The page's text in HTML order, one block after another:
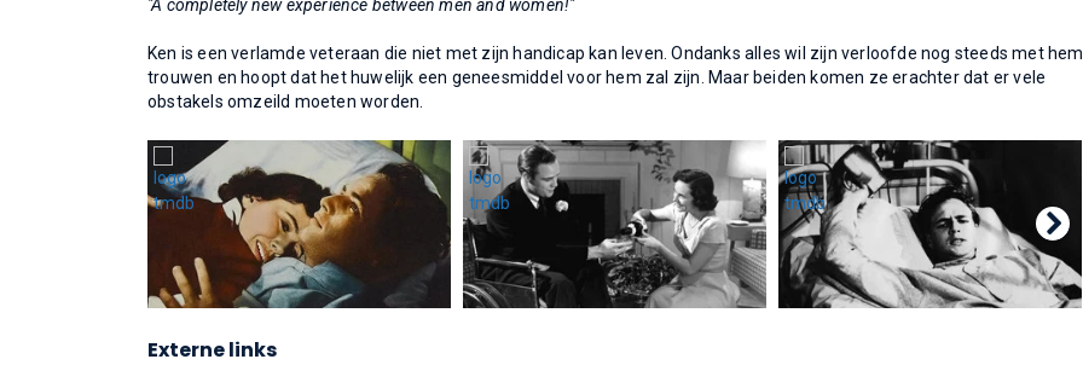
"A completely new experience between men and women!"
Ken is een verlamde veteraan die niet met zijn handicap kan leven. Ondanks alles wil zijn verloofde nog steeds met hem
trouwen en hoopt dat het huwelijk een geneesmiddel voor hem zal zijn. Maar beiden komen ze erachter dat er vele
obstakels omzeild moeten worden.
Externe links